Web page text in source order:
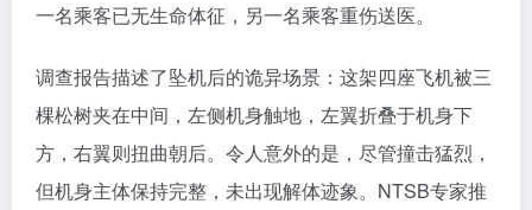
一名乘客已无生命体征，另一名乘客重伤送医。
调查报告描述了坠机后的诡异场景：这架四座飞机被三
棵松树夹在中间，左侧机身触地，左翼折叠于机身下
方，右翼则扭曲朝后。令人意外的是，尽管撞击猛烈，
但机身主体保持完整，未出现解体迹象。NTSB专家推